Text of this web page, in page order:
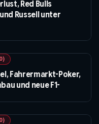
Red Bulls
Russell unter
Fahrermarkt-Poker,
und neue F1-